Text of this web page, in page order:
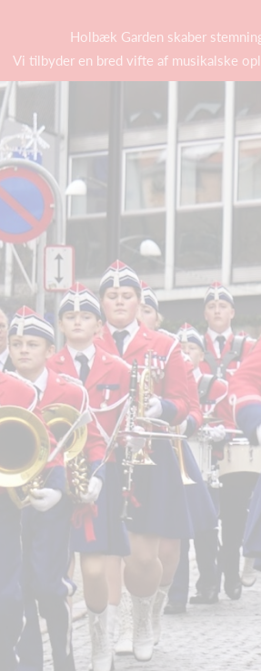
Holbæk Garden skaber
Vi tilbyder en bred vifte af musikalske